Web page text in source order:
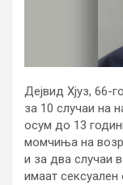
Дејвид Хјуз, 66-
за 10 случаи на
осум до 13
момчиња на
и за два случаи
имаат сексуален